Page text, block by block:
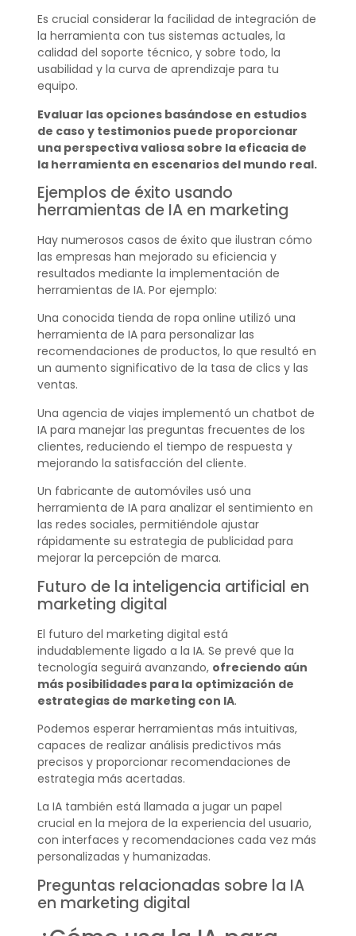
Es crucial considerar la facilidad de integración de
la herramienta con tus sistemas actuales, la
calidad del soporte técnico, y sobre todo, la
usabilidad y la curva de aprendizaje para tu
equipo.
Evaluar las opciones basándose en estudios
de caso y testimonios puede proporcionar
una perspectiva valiosa sobre la eficacia de
la herramienta en escenarios del mundo real.
Ejemplos de éxito usando
herramientas de IA en marketing
Hay numerosos casos de éxito que ilustran cómo
las empresas han mejorado su eficiencia y
resultados mediante la implementación de
herramientas de IA. Por ejemplo:
Una conocida tienda de ropa online utilizó una
herramienta de IA para personalizar las
recomendaciones de productos, lo que resultó en
un aumento significativo de la tasa de clics y las
ventas.
Una agencia de viajes implementó un chatbot de
IA para manejar las preguntas frecuentes de los
clientes, reduciendo el tiempo de respuesta y
mejorando la satisfacción del cliente.
Un fabricante de automóviles usó una
herramienta de IA para analizar el sentimiento en
las redes sociales, permitiéndole ajustar
rápidamente su estrategia de publicidad para
mejorar la percepción de marca.
Futuro de la inteligencia artificial en
marketing digital
El futuro del marketing digital está
indudablemente ligado a la IA. Se prevé que la
tecnología seguirá avanzando, ofreciendo aún
más posibilidades para la optimización de
estrategias de marketing con IA.
Podemos esperar herramientas más intuitivas,
capaces de realizar análisis predictivos más
precisos y proporcionar recomendaciones de
estrategia más acertadas.
La IA también está llamada a jugar un papel
crucial en la mejora de la experiencia del usuario,
con interfaces y recomendaciones cada vez más
personalizadas y humanizadas.
Preguntas relacionadas sobre la IA
en marketing digital